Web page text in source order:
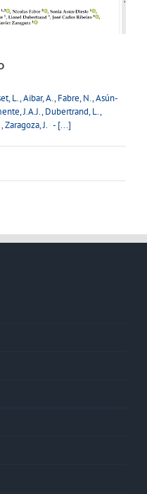
L., Aibar, A., Fabre, N., Asún-
J.A.J., Dubertrand, L.,
Zaragoza, J. - [...]